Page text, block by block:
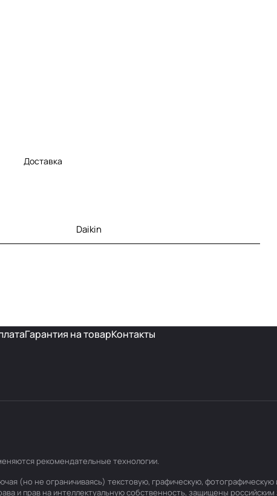
Доставка
Daikin
Гарантия на товарКонтакты
рекомендательные технологии.
(но не ограничиваясь) текстовую, графическую,
и прав на интеллектуальную собственность, защищены